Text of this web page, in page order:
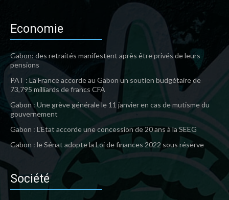
Economie
Gabon: des retraités manifestent après être privés de leurs
pensions
PAT : La France accorde au Gabon un soutien budgétaire de
73,795 milliards de francs CFA
Gabon : Une grève générale le 11 janvier en cas de mutisme du
gouvernement
Gabon : L’Etat accorde une concession de 20 ans à la SEEG
Gabon : le Sénat adopte la Loi de finances 2022 sous réserve
Société